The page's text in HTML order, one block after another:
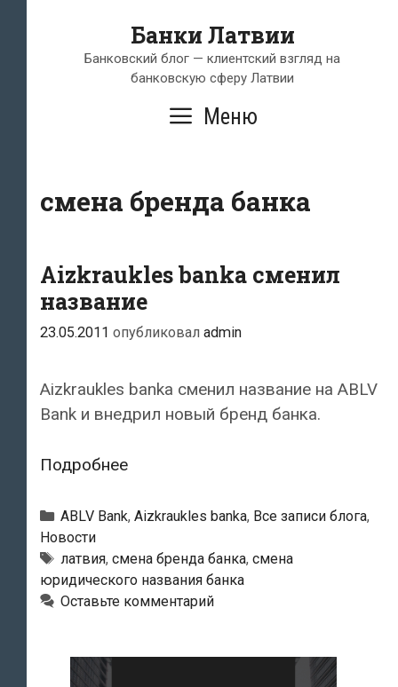
содержимому
Банки Латвии
Банковский блог — клиентский взгляд на
банковскую сферу Латвии
Меню
смена бренда банка
Aizkraukles banka сменил
название
23.05.2011 опубликовал admin
Aizkraukles banka сменил название на ABLV
Bank и внедрил новый бренд банка.
ПодробнееAizkraukles
сменил
Рубрики
ABLV Bank, Aizkraukles banka, Все записи блога,
Новости
Тэги
латвия, смена бренда банка, смена
юридического названия банка
Оставьте комментарий